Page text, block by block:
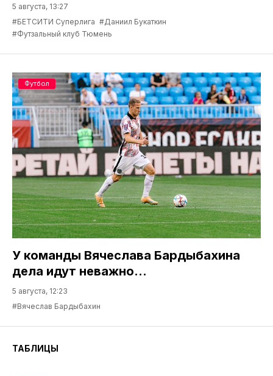
5 августа, 13:27
#БЕТСИТИ Суперлига #Даниил Букаткин
#Футзальный клуб Тюмень
У команды Вячеслава Бардыбахина
дела идут неважно…
5 августа, 12:23
#Вячеслав Бардыбахин
Футбол
ТАБЛИЦЫ